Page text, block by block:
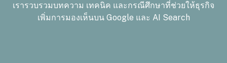
เรารวบรวมบทความ เทคนิค และกรณีศึกษาที่ช่วยให้ธุรกิจ
เพิ่มการมองเห็นบน Google และ AI Search